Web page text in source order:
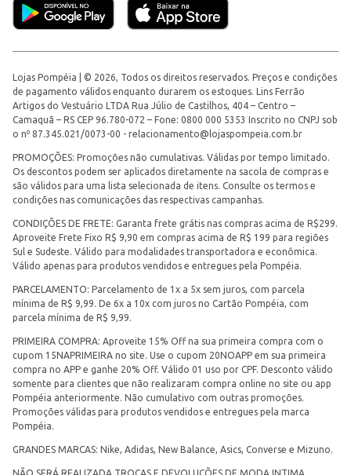
Lojas Pompéia | © 2026, Todos os direitos reservados. Preços e condições
de pagamento válidos enquanto durarem os estoques. Lins Ferrão
Artigos do Vestuário LTDA Rua Júlio de Castilhos, 404 – Centro –
Camaquã – RS CEP 96.780-072 – Fone: 0800 000 5353 Inscrito no CNPJ sob
o nº 87.345.021/0073-00 - relacionamento@lojaspompeia.com.br
PROMOÇÕES: Promoções não cumulativas. Válidas por tempo limitado.
Os descontos podem ser aplicados diretamente na sacola de compras e
são válidos para uma lista selecionada de itens. Consulte os termos e
condições nas comunicações das respectivas campanhas.
CONDIÇÕES DE FRETE: Garanta frete grátis nas compras acima de R$299.
Aproveite Frete Fixo R$ 9,90 em compras acima de R$ 199 para regiões
Sul e Sudeste. Válido para modalidades transportadora e econômica.
Válido apenas para produtos vendidos e entregues pela Pompéia.
PARCELAMENTO: Parcelamento de 1x a 5x sem juros, com parcela
mínima de R$ 9,99. De 6x a 10x com juros no Cartão Pompéia, com
parcela mínima de R$ 9,99.
PRIMEIRA COMPRA: Aproveite 15% Off na sua primeira compra com o
cupom 15NAPRIMEIRA no site. Use o cupom 20NOAPP em sua primeira
compra no APP e ganhe 20% Off. Válido 01 uso por CPF. Desconto válido
somente para clientes que não realizaram compra online no site ou app
Pompéia anteriormente. Não cumulativo com outras promoções.
Promoções válidas para produtos vendidos e entregues pela marca
Pompéia.
GRANDES MARCAS: Nike, Adidas, New Balance, Asics, Converse e Mizuno.